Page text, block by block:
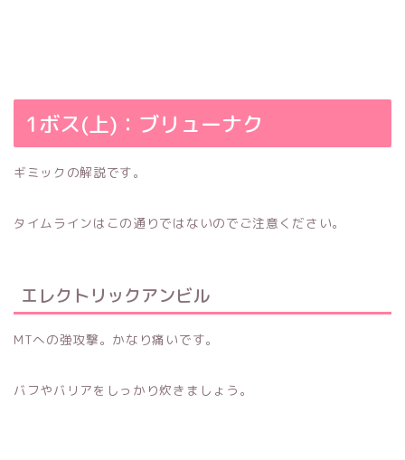
1ボス(上)：ブリューナク
ギミックの解説です。
タイムラインはこの通りではないのでご注意ください。
エレクトリックアンビル
MTへの強攻撃。かなり痛いです。
バフやバリアをしっかり炊きましょう。